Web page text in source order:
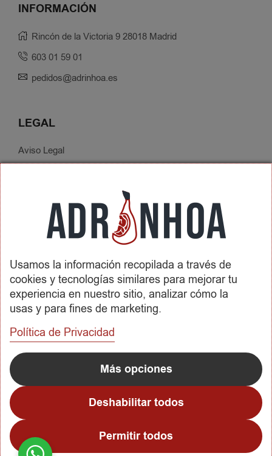
INFORMACIÓN
Rincón de la Victoria 9 28018 Madrid
603 01 59 01
pedidos@adrinhoa.es
LEGAL
Aviso Legal
Condiciones de Contratación
Envíos y Devoluciones
SOBRE ADRINHOA
Conócenos
Contactar
REDES SOCIALES
METODOS DE PAGO
Copyright © 2023Adrinhoa
Usamos la información recopilada a través de
cookies y tecnologías similares para mejorar tu
experiencia en nuestro sitio, analizar cómo la
usas y para fines de marketing.
Política de Privacidad
Más opciones
Deshabilitar todos
Permitir todos